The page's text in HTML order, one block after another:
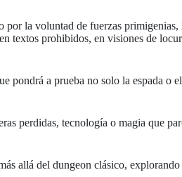
por la voluntad de fuerzas primigenias,
textos prohibidos, en visiones de
pondrá a prueba no solo la espada o
perdidas, tecnología o magia que
allá del dungeon clásico,